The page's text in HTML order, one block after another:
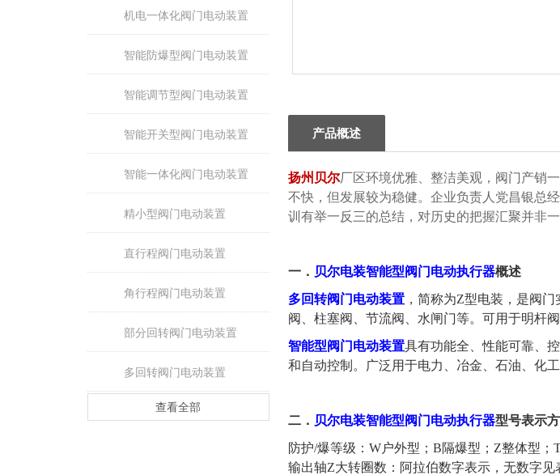
机电一体化阀门电动装置
智能防爆型阀门电动装置
智能调节型阀门电动装置
智能开关型阀门电动装置
智能一体化阀门电动装置
精小型阀门电动装置
直行程阀门电动装置
角行程阀门电动装置
部分回转阀门电动装置
多回转阀门电动装置
查看全部
产品概述
扬州贝尔厂区环境优雅、整洁美观，阀门产销
不快，但发展较为稳健。企业负责人党昌银总
训有举一反三的总结，对历史的把握汇聚并非
一． 贝尔电装智能型阀门电动执行器概述
多回转阀门电动装置，简称为Z型电装，是阀
阀、柱塞阀、节流阀、水闸门等。可用于明杆
智能型阀门电动装置具有功能全、性能可靠、
和自动控制。广泛用于电力、冶金、石油、化
二． 贝尔电装智能型阀门电动执行器型号表示
防护/爆等级：W户外型；B隔爆型；Z整体型；
输出轴Z大转圈数：阿拉伯数字表示，无数字见